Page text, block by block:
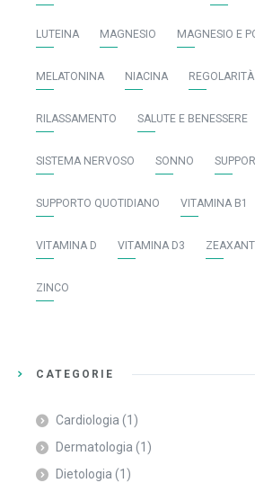
LUTEINA MAGNESIO MAGNESIO E
MELATONINA NIACINA
RILASSAMENTO SALUTE E BENESSERE
SISTEMA NERVOSO SONNO
SUPPORTO QUOTIDIANO VITAMINA B1
VITAMINA D VITAMINA D3
ZINCO
CATEGORIE
Cardiologia (1)
Dermatologia (1)
Dietologia (1)